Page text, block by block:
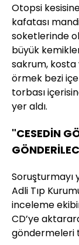
Otopsi
kafatası
soketlerinde
büyük
sakrum,
örmek bezi
torbası
yer aldı.
"CESEDİN
Soruşturmayı
Adli Tıp
inceleme
CD’ye
göndermeleri